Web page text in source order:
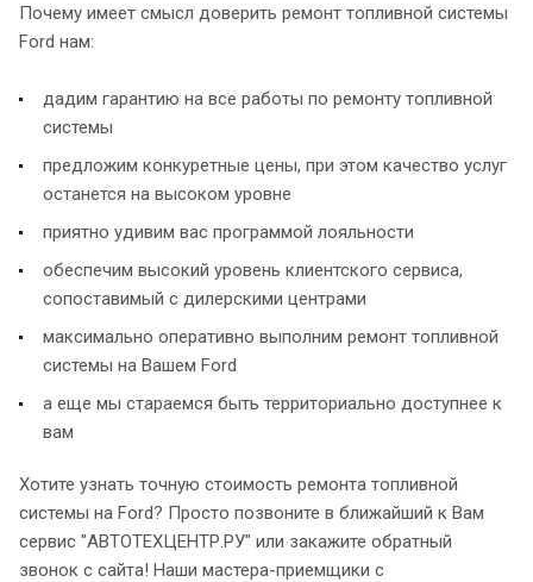
Почему имеет смысл доверить ремонт топливной системы
Ford нам:
дадим гарантию на все работы по ремонту топливной
системы
предложим конкуретные цены, при этом качество услуг
останется на высоком уровне
приятно удивим вас программой лояльности
обеспечим высокий уровень клиентского сервиса,
сопоставимый с дилерскими центрами
максимально оперативно выполним ремонт топливной
системы на Вашем Ford
а еще мы стараемся быть территориально доступнее к
вам
Хотите узнать точную стоимость ремонта топливной
системы на Ford? Просто позвоните в ближайший к Вам
сервис "АВТОТЕХЦЕНТР.РУ" или закажите обратный
звонок с сайта! Наши мастера-приемщики с